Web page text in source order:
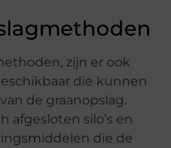
zijn er ook
die kunnen
de graanopslag.
afgesloten silo’s en
die de